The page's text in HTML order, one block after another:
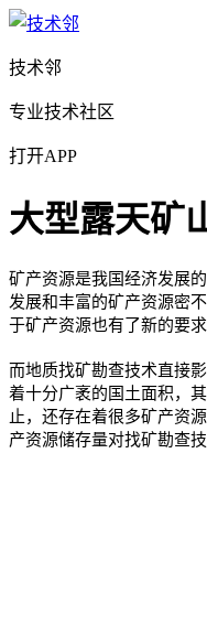
技术邻
专业技术社区
打开APP
大型露天矿
矿产资源是我国经济发展
发展和丰富的矿产资源密
于矿产资源也有了新的要求
而地质找矿勘查技术直接
着十分广袤的国土面积，
止，还存在着很多矿产资
产资源储存量对找矿勘查